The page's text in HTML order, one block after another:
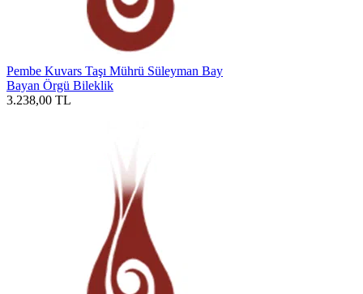
Pembe Kuvars Taşı Mührü Süleyman Bay
Bayan Örgü Bileklik
3.238,00 TL